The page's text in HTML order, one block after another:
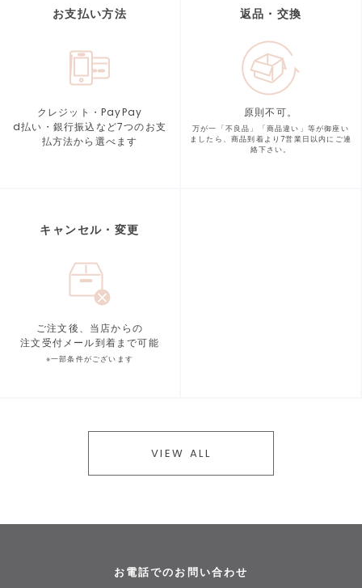
お支払い方法
クレジット・PayPay
d払い・銀行振込など7つのお支
払方法から選べます
返品・交換
原則不可。
万が一「不良品」「商品違い」等が御座い
ましたら、商品到着より7営業日以内にご連
絡下さい。
キャンセル・変更
ご注文後、当店からの
注文受付メール到着まで可能
※一部条件がございます
VIEW ALL
お電話でのお問い合わせ